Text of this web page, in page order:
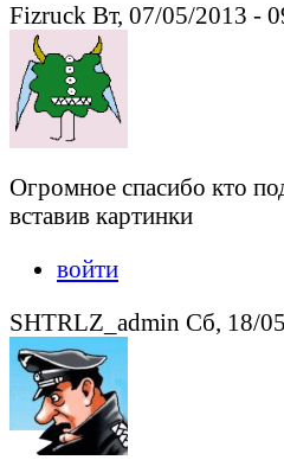
Fizruck Вт, 07/05/2013 -
Огромное спасибо кто
вставив картинки
войти
SHTRLZ_admin Сб, 18/